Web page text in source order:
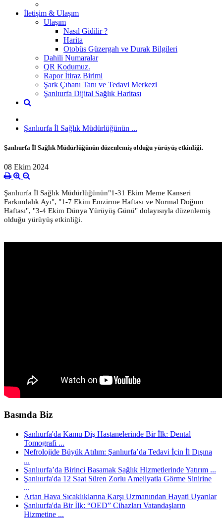
İletişim & Ulaşım
Ulaşım
Nasıl Gidilir ?
Harita
Otobüs Güzergah ve Durak Bilgileri
Dahili Numaralar
QR Kodumuz.
Rapor İtiraz Birimi
Şark Çıbanı Tanı ve Tedavi Merkezi
Şanlıurfa Dijital Sağlık Haritası
Şanlıurfa İl Sağlık Müdürlüğünün ...
Şanlıurfa İl Sağlık Müdürlüğünün düzenlemiş olduğu yürüyüş etkinliği.
08 Ekim 2024
Şanlıurfa İl Sağlık Müdürlüğünün"1-31 Ekim Meme Kanseri
Farkındalık Ayı", "1-7 Ekim Emzirme Haftası ve Normal Doğum
Haftası", "3-4 Ekim Dünya Yürüyüş Günü" dolayısıyla düzenlemiş
olduğu yürüyüş etkinliği.
Basında Biz
Şanlıurfa'da Kamu Diş Hastanelerinde Bir İlk: Dental
Tomografi ...
Nefrolojide Büyük Atılım: Şanlıurfa’da Tedavi İçin İl Dışına
...
Şanlıurfa’da Birinci Basamak Sağlık Hizmetlerinde Yatırım ...
Şanlıurfa'da 12 Saat Süren Zorlu Ameliyatla Görme Sinirine
...
Artan Hava Sıcaklıklarına Karşı Uzmanından Hayati Uyarılar
Şanlıurfa'da Bir İlk: “OED” Cihazları Vatandaşların
Hizmetine ...